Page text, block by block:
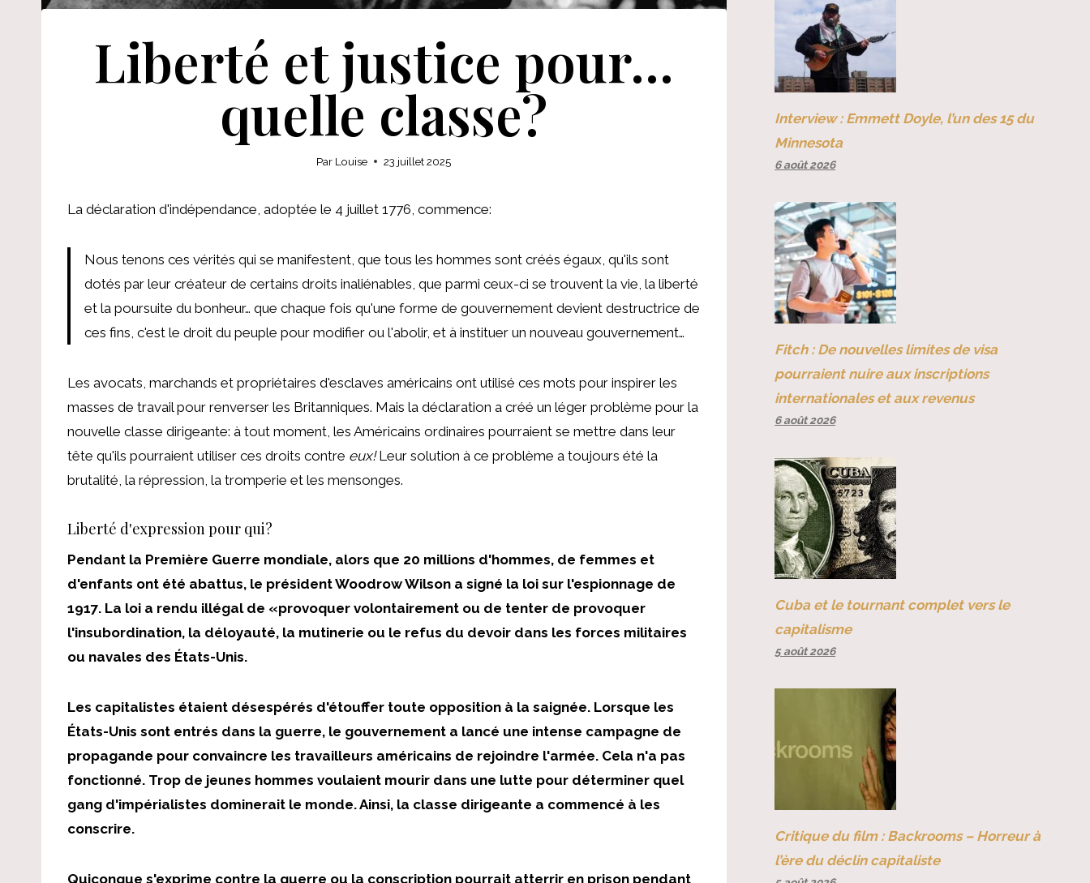
Liberté et justice pour…
quelle classe?
Par Louise 23 juillet 2025
La déclaration d'indépendance, adoptée le 4 juillet 1776, commence:
Nous tenons ces vérités qui se manifestent, que tous les hommes sont créés égaux, qu'ils sont
dotés par leur créateur de certains droits inaliénables, que parmi ceux-ci se trouvent la vie, la liberté
et la poursuite du bonheur… que chaque fois qu'une forme de gouvernement devient destructrice de
ces fins, c'est le droit du peuple pour modifier ou l'abolir, et à instituer un nouveau gouvernement…
Les avocats, marchands et propriétaires d'esclaves américains ont utilisé ces mots pour inspirer les
masses de travail pour renverser les Britanniques. Mais la déclaration a créé un léger problème pour la
nouvelle classe dirigeante: à tout moment, les Américains ordinaires pourraient se mettre dans leur
tête qu'ils pourraient utiliser ces droits contre eux!Leur solution à ce problème a toujours été la
brutalité, la répression, la tromperie et les mensonges.
Liberté d'expression pour qui?
Pendant la Première Guerre mondiale, alors que 20 millions d'hommes, de femmes et
d'enfants ont été abattus, le président Woodrow Wilson a signé la loi sur l'espionnage de
1917. La loi a rendu illégal de «provoquer volontairement ou de tenter de provoquer
l'insubordination, la déloyauté, la mutinerie ou le refus du devoir dans les forces militaires
ou navales des États-Unis.
Les capitalistes étaient désespérés d'étouffer toute opposition à la saignée. Lorsque les
États-Unis sont entrés dans la guerre, le gouvernement a lancé une intense campagne de
propagande pour convaincre les travailleurs américains de rejoindre l'armée. Cela n'a pas
fonctionné. Trop de jeunes hommes voulaient mourir dans une lutte pour déterminer quel
gang d'impérialistes dominerait le monde. Ainsi, la classe dirigeante a commencé à les
conscrire.
Quiconque s'exprime contre la guerre ou la conscription pourrait atterrir en prison pendant
Interview : Emmett Doyle, l’un des 15 du
Minnesota
6 août 2026
Fitch : De nouvelles limites de visa
pourraient nuire aux inscriptions
internationales et aux revenus
6 août 2026
Cuba et le tournant complet vers le
capitalisme
5 août 2026
Critique du film : Backrooms – Horreur à
l’ère du déclin capitaliste